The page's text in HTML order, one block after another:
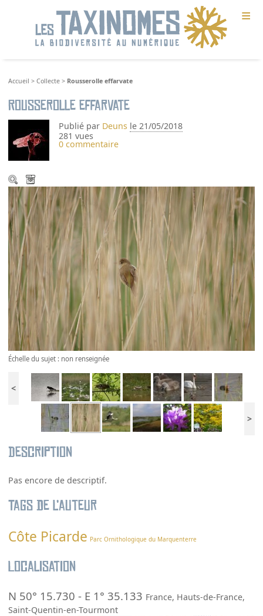
≡
Accueil >Collecte > Rousserolle effarvate
Rousserolle effarvate
Publié par Deuns le 21/05/2018
281 vues
0 commentaire
Échelle du sujet : non renseignée
<
>
Description
Pas encore de descriptif.
Tags de l’auteur
Côte Picarde Parc Ornithologique du Marquenterre
Localisation
N 50° 15.730 - E 1° 35.133 France, Hauts-de-France,
Saint-Quentin-en-Tourmont